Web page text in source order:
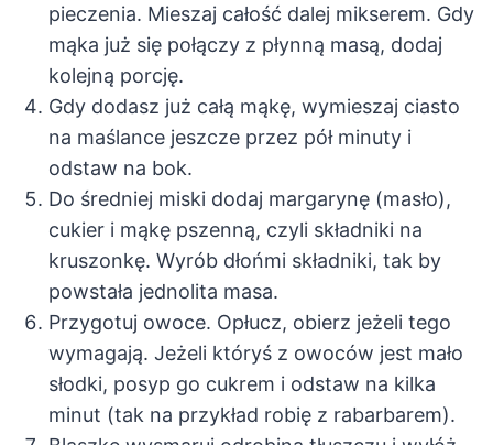
pieczenia. Mieszaj całość dalej mikserem. Gdy
mąka już się połączy z płynną masą, dodaj
kolejną porcję.
Gdy dodasz już całą mąkę, wymieszaj ciasto
na maślance jeszcze przez pół minuty i
odstaw na bok.
Do średniej miski dodaj margarynę (masło),
cukier i mąkę pszenną, czyli składniki na
kruszonkę. Wyrób dłońmi składniki, tak by
powstała jednolita masa.
Przygotuj owoce. Opłucz, obierz jeżeli tego
wymagają. Jeżeli któryś z owoców jest mało
słodki, posyp go cukrem i odstaw na kilka
minut (tak na przykład robię z rabarbarem).